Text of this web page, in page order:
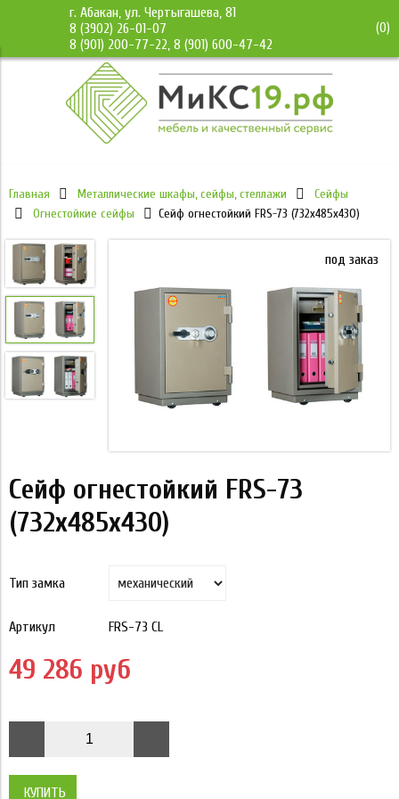
г. Абакан, ул. Чертыгашева, 81
8 (3902) 26-01-07
8 (901) 200-77-22, 8 (901) 600-47-42
(0)
Главная Металлические шкафы, сейфы, стеллажи
Сейфы
Огнестойкие сейфы
Сейф огнестойкий FRS-73 (732x485x430)
под заказ под заказ
Сейф огнестойкий FRS-73
(732x485x430)
Тип замка
Артикул FRS-73 CL
49 286 руб
КУПИТЬ